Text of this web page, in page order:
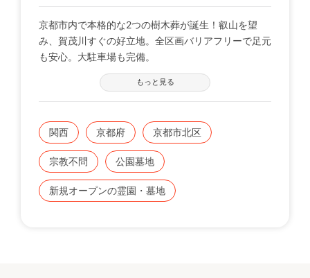
京都市内で本格的な2つの樹木葬が誕生！叡山を望
み、賀茂川すぐの好立地。全区画バリアフリーで足元
も安心。大駐車場も完備。
黒を基調にした上品な佇まいの樹木葬です。シンボル
ツリーの桜の
もとで完全個別納骨の永代供養・永代管理。将来安心
の供養スタイルで、生前ご準備の方にも非常に好評な
埋葬スタイルです。
■ガーデニング樹木葬
もっと見る
関西 京都府 京都市北区
宗教不問 公園墓地
新規オープンの霊園・墓地